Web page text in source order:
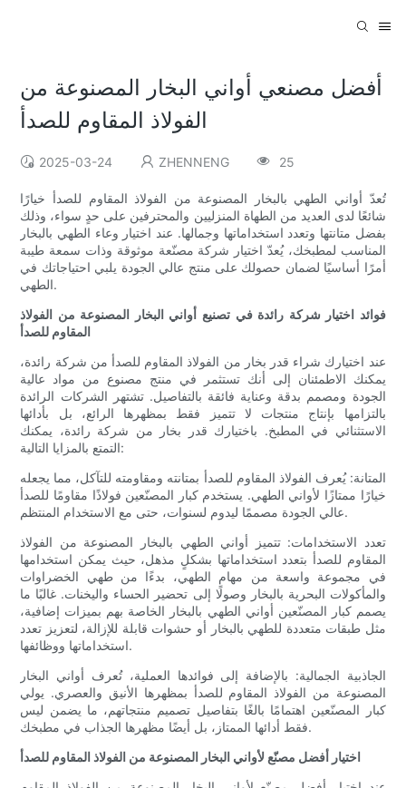
أفضل مصنعي أواني البخار المصنوعة من
الفولاذ المقاوم للصدأ
2025-03-24 ZHENNENG 25
تُعدّ أواني الطهي بالبخار المصنوعة من الفولاذ المقاوم للصدأ خيارًا
شائعًا لدى العديد من الطهاة المنزليين والمحترفين على حدٍ سواء، وذلك
بفضل متانتها وتعدد استخداماتها وجمالها. عند اختيار وعاء الطهي بالبخار
المناسب لمطبخك، يُعدّ اختيار شركة مصنّعة موثوقة وذات سمعة طيبة
أمرًا أساسيًا لضمان حصولك على منتج عالي الجودة يلبي احتياجاتك في
الطهي.
فوائد اختيار شركة رائدة في تصنيع أواني البخار المصنوعة من الفولاذ
المقاوم للصدأ
عند اختيارك شراء قدر بخار من الفولاذ المقاوم للصدأ من شركة رائدة،
يمكنك الاطمئنان إلى أنك تستثمر في منتج مصنوع من مواد عالية
الجودة ومصمم بدقة وعناية فائقة بالتفاصيل. تشتهر الشركات الرائدة
بالتزامها بإنتاج منتجات لا تتميز فقط بمظهرها الرائع، بل بأدائها
الاستثنائي في المطبخ. باختيارك قدر بخار من شركة رائدة، يمكنك
التمتع بالمزايا التالية:
المتانة: يُعرف الفولاذ المقاوم للصدأ بمتانته ومقاومته للتآكل، مما يجعله
خيارًا ممتازًا لأواني الطهي. يستخدم كبار المصنّعين فولاذًا مقاومًا للصدأ
عالي الجودة مصممًا ليدوم لسنوات، حتى مع الاستخدام المنتظم.
تعدد الاستخدامات: تتميز أواني الطهي بالبخار المصنوعة من الفولاذ
المقاوم للصدأ بتعدد استخداماتها بشكلٍ مذهل، حيث يمكن استخدامها
في مجموعة واسعة من مهام الطهي، بدءًا من طهي الخضراوات
والمأكولات البحرية بالبخار وصولًا إلى تحضير الحساء واليخنات. غالبًا ما
يصمم كبار المصنّعين أواني الطهي بالبخار الخاصة بهم بميزات إضافية،
مثل طبقات متعددة للطهي بالبخار أو حشوات قابلة للإزالة، لتعزيز تعدد
استخداماتها ووظائفها.
الجاذبية الجمالية: بالإضافة إلى فوائدها العملية، تُعرف أواني البخار
المصنوعة من الفولاذ المقاوم للصدأ بمظهرها الأنيق والعصري. يولي
كبار المصنّعين اهتمامًا بالغًا بتفاصيل تصميم منتجاتهم، ما يضمن ليس
فقط أدائها الممتاز، بل أيضًا مظهرها الجذاب في مطبخك.
اختيار أفضل مصنّع لأواني البخار المصنوعة من الفولاذ المقاوم للصدأ